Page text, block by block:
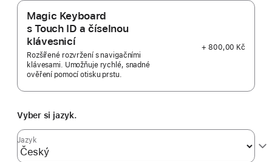
Magic Keyboard
s Touch ID a číselnou
klávesnicí
Rozšířené rozvržení s navigačními
klávesami. Umožňuje rychlé, snadné
ověření pomocí otisku prstu.
+ 800,00 Kč
Vyber si jazyk.
Jazyk